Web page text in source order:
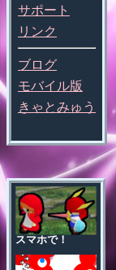
サポート
リンク
ブログ
モバイル版
きゃとみゅう